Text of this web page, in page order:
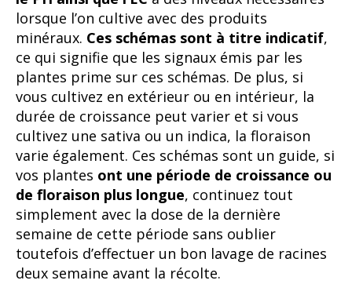
lorsque l’on cultive avec des produits
minéraux. Ces schémas sont à titre indicatif,
ce qui signifie que les signaux émis par les
plantes prime sur ces schémas. De plus, si
vous cultivez en extérieur ou en intérieur, la
durée de croissance peut varier et si vous
cultivez une sativa ou un indica, la floraison
varie également. Ces schémas sont un guide, si
vos plantes ont une période de croissance ou
de floraison plus longue, continuez tout
simplement avec la dose de la dernière
semaine de cette période sans oublier
toutefois d’effectuer un bon lavage de racines
deux semaine avant la récolte.